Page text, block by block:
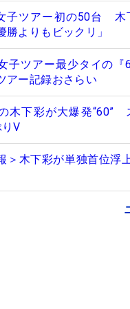
子ツアー初の50台 木
勝よりもビックリ」
子ツアー最少タイの
アー記録おさらい
木下彩が大爆発“60”
V
＞木下彩が単独首位